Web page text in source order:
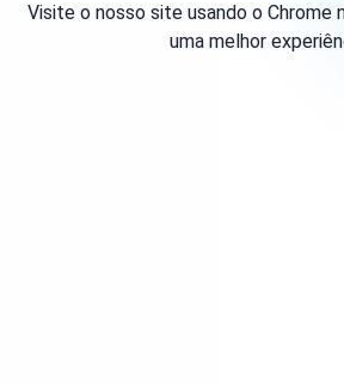
Visite o nosso site usando o Chrome
uma melhor